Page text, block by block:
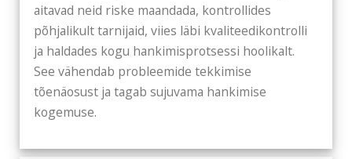
aitavad neid riske maandada, kontrollides
põhjalikult tarnijaid, viies läbi kvaliteedikontrolli
ja haldades kogu hankimisprotsessi hoolikalt.
See vähendab probleemide tekkimise
tõenäosust ja tagab sujuvama hankimise
kogemuse.